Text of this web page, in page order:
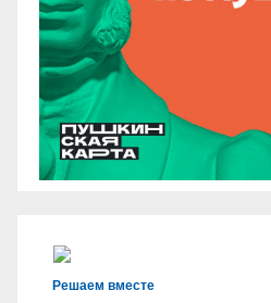
Решаем вместе